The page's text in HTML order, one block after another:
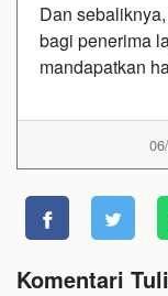
Dan
bagi penerima
mandapatkan
Komentari